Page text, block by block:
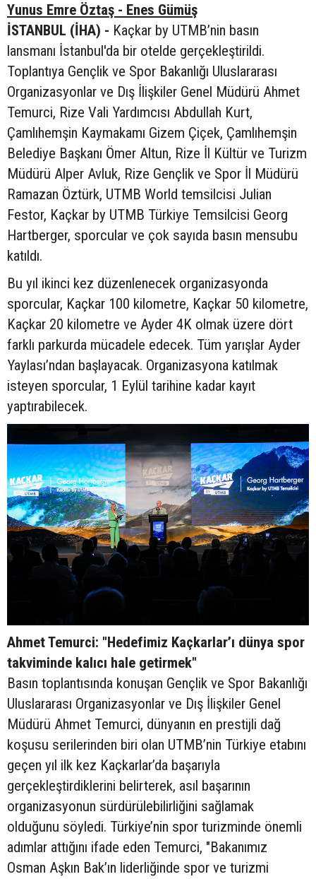
Yunus Emre Öztaş - Enes Gümüş
İSTANBUL (İHA) - Kaçkar by UTMB’nin basın
lansmanı İstanbul'da bir otelde gerçekleştirildi.
Toplantıya Gençlik ve Spor Bakanlığı Uluslararası
Organizasyonlar ve Dış İlişkiler Genel Müdürü Ahmet
Temurci, Rize Vali Yardımcısı Abdullah Kurt,
Çamlıhemşin Kaymakamı Gizem Çiçek, Çamlıhemşin
Belediye Başkanı Ömer Altun, Rize İl Kültür ve Turizm
Müdürü Alper Avluk, Rize Gençlik ve Spor İl Müdürü
Ramazan Öztürk, UTMB World temsilcisi Julian
Festor, Kaçkar by UTMB Türkiye Temsilcisi Georg
Hartberger, sporcular ve çok sayıda basın mensubu
katıldı.
Bu yıl ikinci kez düzenlenecek organizasyonda
sporcular, Kaçkar 100 kilometre, Kaçkar 50 kilometre,
Kaçkar 20 kilometre ve Ayder 4K olmak üzere dört
farklı parkurda mücadele edecek. Tüm yarışlar Ayder
Yaylası’ndan başlayacak. Organizasyona katılmak
isteyen sporcular, 1 Eylül tarihine kadar kayıt
yaptırabilecek.
Ahmet Temurci: "Hedefimiz Kaçkarlar’ı dünya spor
takviminde kalıcı hale getirmek"
Basın toplantısında konuşan Gençlik ve Spor Bakanlığı
Uluslararası Organizasyonlar ve Dış İlişkiler Genel
Müdürü Ahmet Temurci, dünyanın en prestijli dağ
koşusu serilerinden biri olan UTMB’nin Türkiye etabını
geçen yıl ilk kez Kaçkarlar’da başarıyla
gerçekleştirdiklerini belirterek, asıl başarının
organizasyonun sürdürülebilirliğini sağlamak
olduğunu söyledi. Türkiye’nin spor turizminde önemli
adımlar attığını ifade eden Temurci, "Bakanımız
Osman Aşkın Bak’ın liderliğinde spor ve turizmi